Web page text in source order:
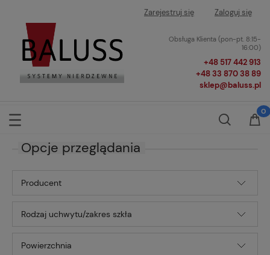
Zarejestruj się Zaloguj się
Obsługa Klienta (pon-pt. 8:15-
16:00)
+48 517 442 913
+48 33 870 38 89
sklep@baluss.pl
Opcje przeglądania
Producent
Rodzaj uchwytu/zakres szkła
Powierzchnia